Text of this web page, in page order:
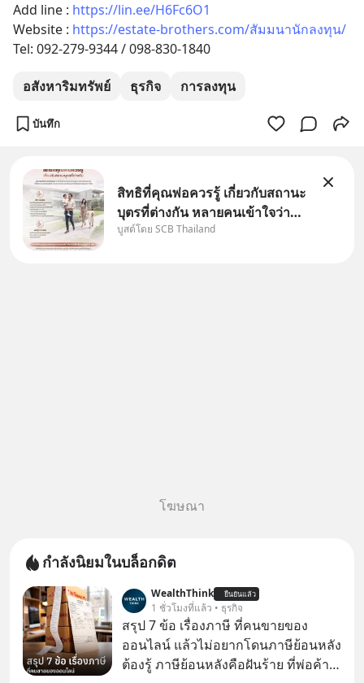
Add line : https://lin.ee/H6Fc6O1
Website : https://estate-brothers.com/สัมมนานักลงทุน/
Tel: 092-279-9344 / 098-830-1840
อสังหาริมทรัพย์ ธุรกิจ การลงทุน
บันทึก
สิทธิที่คุณพ่อควรรู้ เกี่ยวกับสถานะ
บุตรที่ต่างกัน หลายคนเข้าใจว่า
"เมื่อเป็นลูกของพ่อและแม่ ก็ย่อม
บูสต์โดย SCB Thailand
โฆษณา
กำลังนิยมในบล็อกดิต
WealthThink ยืนยันแล้ว
1 ชั่วโมงที่แล้ว • ธุรกิจ
สรุป 7 ข้อ เรื่องภาษี ที่คนขายของ
ออนไลน์ แล้วไม่อยากโดนภาษีย้อนหลัง
ต้องรู้ ภาษีย้อนหลังคือฝันร้าย ที่พ่อค้า